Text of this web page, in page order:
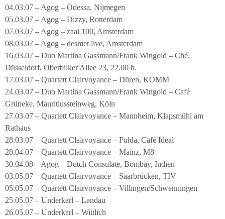
04.03.07 – Agog – Odessa, Nijmegen
05.03.07 – Agog – Dizzy, Rotterdam
07.03.07 – Agog – zaal 100, Amsterdam
08.03.07 – Agog – desmet live, Amsterdam
16.03.07 – Duo Martina Gassmann/Frank Wingold – Ché,
Düsseldorf, Oberbilker Allee 23, 22.00 h.
17.03.07 – Quartett Clairvoyance – Düren, KOMM
24.03.07 – Duo Martina Gassmann/Frank Wingold – Café
Grüneke, Mauritiussteinweg, Köln
27.03.07 – Quartett Clairvoyance – Mannheim, Klapsmühl am
Rathaus
28.03.07 – Quartett Clairvoyance – Fulda, Café Ideal
28.04.07 – Quartett Clairvoyance – Mainz, M8
30.04.08 – Agog – Dutch Consulate, Bombay, Indien
03.05.07 – Quartett Clairvoyance – Saarbrücken, TIV
05.05.07 – Quartett Clairvoyance – Villingen/Schwenningen
25.05.07 – Underkarl – Landau
26.05.07 – Underkarl – Wittlich